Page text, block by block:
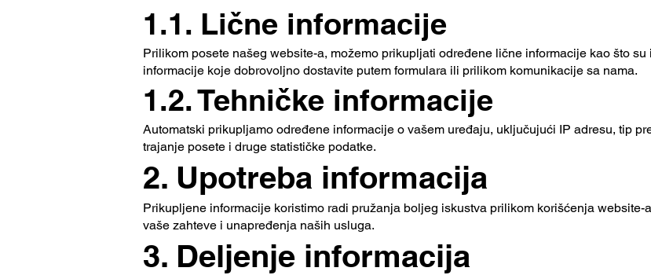
1.1. Lične informacije
Prilikom posete našeg website-a, možemo prikupljati određene lične informacije kao što
informacije koje dobrovoljno dostavite putem formulara ili prilikom komunikacije sa nama.
1.2. Tehničke informacije
Automatski prikupljamo određene informacije o vašem uređaju, uključujući IP adresu, tip
trajanje posete i druge statističke podatke.
2. Upotreba informacija
Prikupljene informacije koristimo radi pružanja boljeg iskustva prilikom korišćenja
vaše zahteve i unapređenja naših usluga.
3. Deljenje informacija